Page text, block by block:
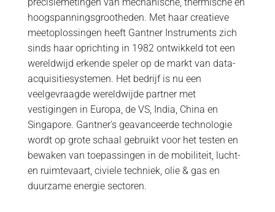
hoogspanningsgrootheden. Met haar creatieve
meetoplossingen heeft Gantner Instruments zich
sinds haar oprichting in 1982 ontwikkeld tot een
wereldwijd erkende speler op de markt van data-
acquisitiesystemen. Het bedrijf is nu een
veelgevraagde wereldwijde partner met
vestigingen in Europa, de VS, India, China en
Singapore. Gantner's geavanceerde technologie
wordt op grote schaal gebruikt voor het testen en
bewaken van toepassingen in de mobiliteit, lucht-
en ruimtevaart, civiele techniek, olie & gas en
duurzame energie sectoren.